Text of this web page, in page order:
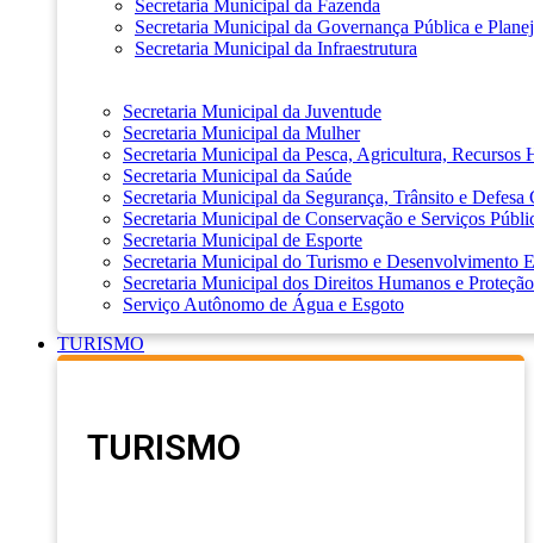
Secretaria Municipal da Fazenda
Secretaria Municipal da Governança Pública e
Secretaria Municipal da Infraestrutura
Secretaria Municipal da Juventude
Secretaria Municipal da Mulher
Secretaria Municipal da Pesca, Agricultura, Recursos
Secretaria Municipal da Saúde
Secretaria Municipal da Segurança, Trânsito e Defesa
Secretaria Municipal de Conservação e Serviços
Secretaria Municipal de Esporte
Secretaria Municipal do Turismo e Desenvolvimento
Secretaria Municipal dos Direitos Humanos e
Serviço Autônomo de Água e Esgoto
TURISMO
TURISMO